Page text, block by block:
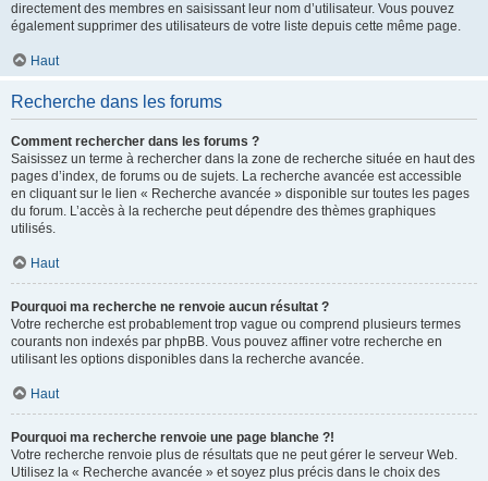
directement des membres en saisissant leur nom d’utilisateur. Vous pouvez
également supprimer des utilisateurs de votre liste depuis cette même page.
Haut
Recherche dans les forums
Comment rechercher dans les forums ?
Saisissez un terme à rechercher dans la zone de recherche située en haut des
pages d’index, de forums ou de sujets. La recherche avancée est accessible
en cliquant sur le lien « Recherche avancée » disponible sur toutes les pages
du forum. L’accès à la recherche peut dépendre des thèmes graphiques
utilisés.
Haut
Pourquoi ma recherche ne renvoie aucun résultat ?
Votre recherche est probablement trop vague ou comprend plusieurs termes
courants non indexés par phpBB. Vous pouvez affiner votre recherche en
utilisant les options disponibles dans la recherche avancée.
Haut
Pourquoi ma recherche renvoie une page blanche ?!
Votre recherche renvoie plus de résultats que ne peut gérer le serveur Web.
Utilisez la « Recherche avancée » et soyez plus précis dans le choix des